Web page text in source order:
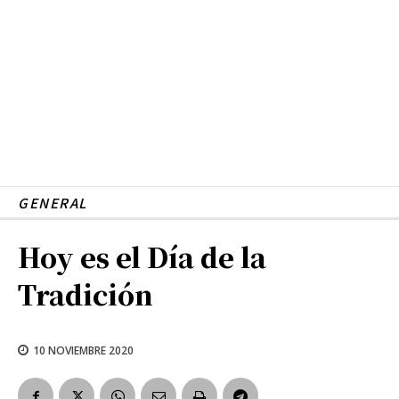
GENERAL
Hoy es el Día de la
Tradición
10 NOVIEMBRE 2020